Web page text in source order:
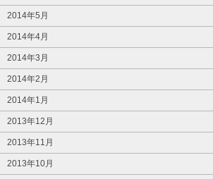
2014年5月
2014年4月
2014年3月
2014年2月
2014年1月
2013年12月
2013年11月
2013年10月